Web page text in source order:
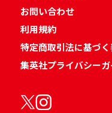
お問い合わせ
利用規約
特定商取引法に基づ
集英社プライバシー